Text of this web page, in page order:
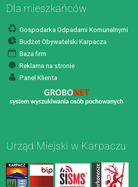
Dla mieszkańców
Gospodarka Odpadami Komunalnymi
Budżet Obywatelski Karpacza
Baza firm
Reklama na stronie
Panel Klienta
Urząd Miejski w Karpaczu